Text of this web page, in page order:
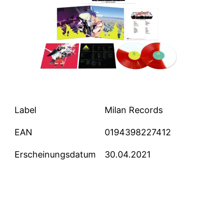
Label Milan Records
EAN 0194398227412
Erscheinungsdatum 30.04.2021